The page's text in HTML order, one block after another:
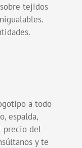
tejidos
a todo
espalda,
precio del
y te